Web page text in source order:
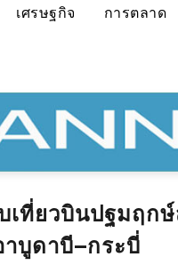
เศรษฐกิจ การตลาด
ที่ยวบินปฐมฤกษ์ส
บูดาบี–กระบี่